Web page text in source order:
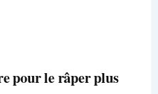
pour le râper plus